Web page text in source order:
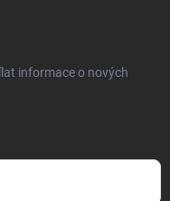
informace o nových